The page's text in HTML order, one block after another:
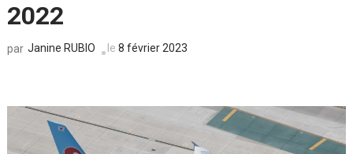
2022
par Janine RUBIO le 8 février 2023